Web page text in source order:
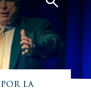
por la